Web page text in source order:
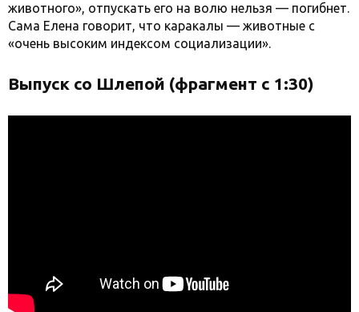
животного», отпускать его на волю нельзя — погибнет.
Сама Елена говорит, что каракалы — животные с
«очень высоким индексом социализации».
Выпуск со Шлепой (фрагмент с 1:30)